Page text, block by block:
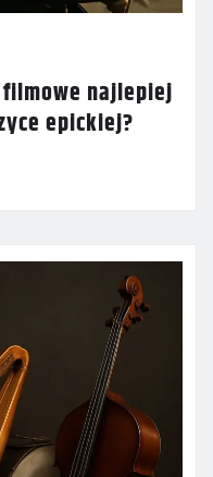
najlepiej
epickiej?